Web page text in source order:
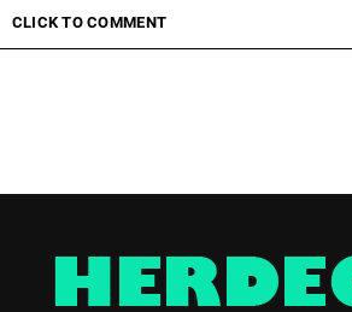
CLICK TO COMMENT